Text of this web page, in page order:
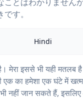
す。
Hindi
मेरा इससे भी यही मतलब
एक का हमेशा एक घंटे में
नहीं जान सकते हैं,